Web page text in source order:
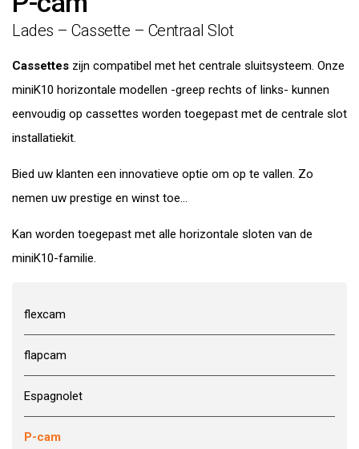
Lades – Cassette – Centraal Slot
Cassettes zijn compatibel met het centrale sluitsysteem. Onze
miniK10 horizontale modellen -greep rechts of links- kunnen
eenvoudig op cassettes worden toegepast met de centrale slot
installatiekit.
Bied uw klanten een innovatieve optie om op te vallen. Zo
nemen uw prestige en winst toe...
Kan worden toegepast met alle horizontale sloten van de
miniK10-familie.
flexcam
flapcam
Espagnolet
P-cam